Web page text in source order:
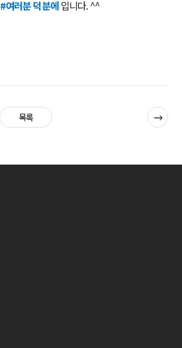
#여러분 덕분에입니다. ^^
목록 다음